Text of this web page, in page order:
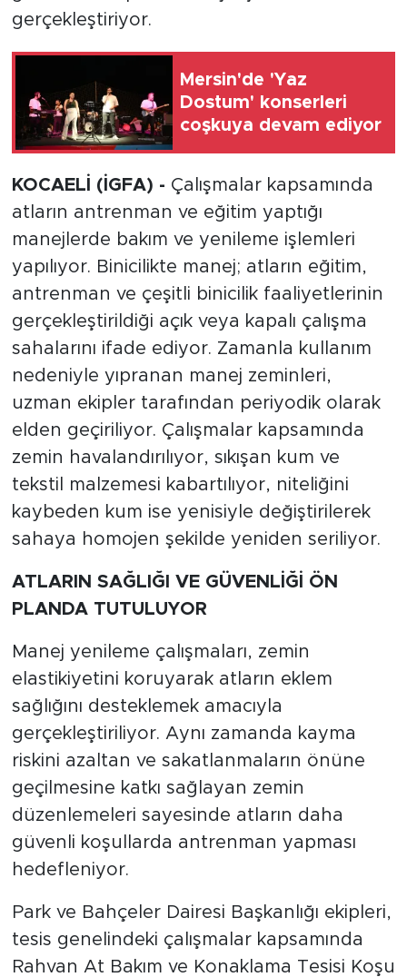
gerçekleştiriyor.
Mersin'de 'Yaz
Dostum' konserleri
coşkuya devam ediyor
KOCAELİ (İGFA) - Çalışmalar kapsamında
atların antrenman ve eğitim yaptığı
manejlerde bakım ve yenileme işlemleri
yapılıyor. Binicilikte manej; atların eğitim,
antrenman ve çeşitli binicilik faaliyetlerinin
gerçekleştirildiği açık veya kapalı çalışma
sahalarını ifade ediyor. Zamanla kullanım
nedeniyle yıpranan manej zeminleri,
uzman ekipler tarafından periyodik olarak
elden geçiriliyor. Çalışmalar kapsamında
zemin havalandırılıyor, sıkışan kum ve
tekstil malzemesi kabartılıyor, niteliğini
kaybeden kum ise yenisiyle değiştirilerek
sahaya homojen şekilde yeniden seriliyor.
ATLARIN SAĞLIĞI VE GÜVENLİĞİ ÖN
PLANDA TUTULUYOR
Manej yenileme çalışmaları, zemin
elastikiyetini koruyarak atların eklem
sağlığını desteklemek amacıyla
gerçekleştiriliyor. Aynı zamanda kayma
riskini azaltan ve sakatlanmaların önüne
geçilmesine katkı sağlayan zemin
düzenlemeleri sayesinde atların daha
güvenli koşullarda antrenman yapması
hedefleniyor.
Park ve Bahçeler Dairesi Başkanlığı ekipleri,
tesis genelindeki çalışmalar kapsamında
Rahvan At Bakım ve Konaklama Tesisi Koşu